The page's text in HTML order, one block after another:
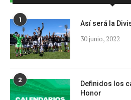
1 Así será la
30 junio, 2022
2
Definidos los
Honor